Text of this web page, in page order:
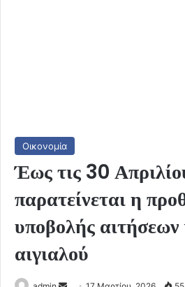
Οικονομία
Έως τις 30
παρατείνεται η
υποβολής
αιγιαλού